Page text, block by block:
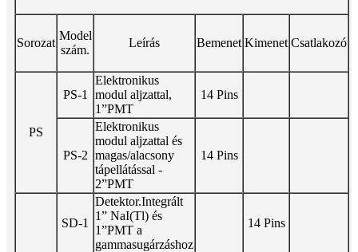
Sorozat
Model
szám.
Leírás Bemenet Kimenet Csatlakozó
PS
PS-1
Elektronikus
modul aljzattal,
1”PMT
14 Pins
PS-2
Elektronikus
modul aljzattal és
magas/alacsony
tápellátással -
2”PMT
14 Pins
SD-1
Detektor.Integrált
1” NaI(Tl) és
1”PMT a
gammasugárzáshoz
14 Pins